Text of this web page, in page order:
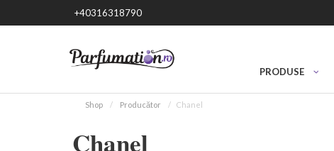
+40316318790
PRODUSE
Shop Producător Chanel
Chanel